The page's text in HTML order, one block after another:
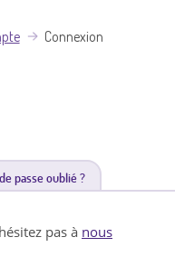
Connexion
passe oublié ?
pas à nous